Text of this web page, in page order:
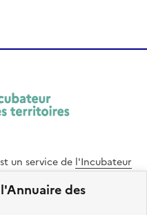
des
un service de l'Incubateur
source de ce site web
de ce site est conçu